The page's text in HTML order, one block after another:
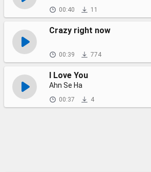
00:40 11
Crazy right now
00:39 774
I Love You
Ahn Se Ha
00:37 4